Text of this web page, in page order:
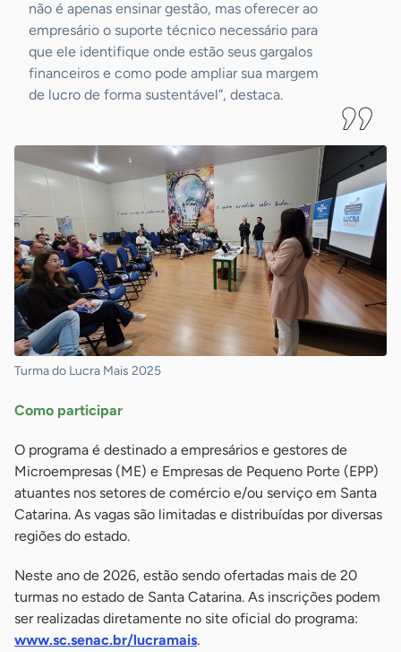
não é apenas ensinar gestão, mas oferecer ao
empresário o suporte técnico necessário para
que ele identifique onde estão seus gargalos
financeiros e como pode ampliar sua margem
de lucro de forma sustentável”, destaca.
Turma do Lucra Mais 2025
Como participar
O programa é destinado a empresários e gestores de
Microempresas (ME) e Empresas de Pequeno Porte (EPP)
atuantes nos setores de comércio e/ou serviço em Santa
Catarina. As vagas são limitadas e distribuídas por diversas
regiões do estado.
Neste ano de 2026, estão sendo ofertadas mais de 20
turmas no estado de Santa Catarina. As inscrições podem
ser realizadas diretamente no site oficial do programa:
www.sc.senac.br/lucramais.